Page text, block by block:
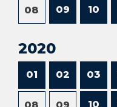
08 09 10
2020
01 02 03
10